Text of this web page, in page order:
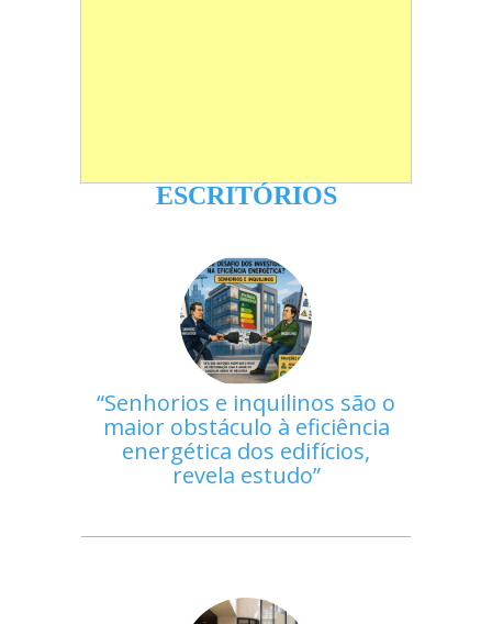
ESCRITÓRIOS
Senhorios e inquilinos são o
maior obstáculo à eficiência
energética dos edifícios,
revela estudo